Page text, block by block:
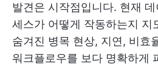
발견은 시작점입니다. 현재
세스가 어떻게 작동하는지 지
숨겨진 병목 현상, 지연, 비효
워크플로우를 보다 명확하게